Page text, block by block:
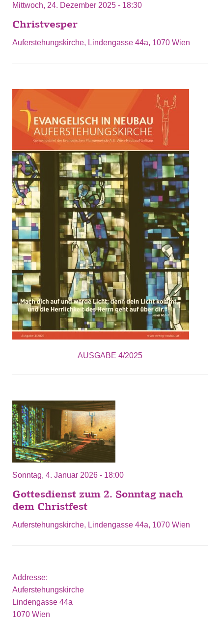
Mittwoch, 24. Dezember 2025 - 18:30
Christvesper
Auferstehungskirche, Lindengasse 44a, 1070 Wien
AUSGABE 4/2025
Sonntag, 4. Januar 2026 - 18:00
Gottesdienst zum 2. Sonntag nach
dem Christfest
Auferstehungskirche, Lindengasse 44a, 1070 Wien
Addresse:
Auferstehungskirche
Lindengasse 44a
1070 Wien